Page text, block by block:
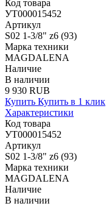
Код товара
УТ000015452
Артикул
S02 1-3/8" z6 (93)
Марка техники
MAGDALENA
Наличие
В наличии
9 930 RUB
Купить Купить в 1 клик
Характеристики
Код товара
УТ000015452
Артикул
S02 1-3/8" z6 (93)
Марка техники
MAGDALENA
Наличие
В наличии